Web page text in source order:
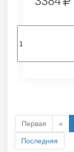
Первая «
Последняя